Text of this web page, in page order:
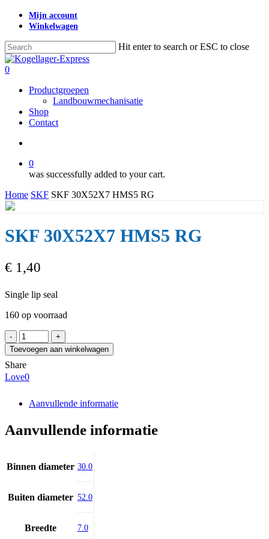
Skip
content
Mijn account
Winkelwagen
Hit enter to search or ESC to close
Close
Search
search
0
Productgroepen
Landbouwmechanisatie
Shop
Contact
0
was successfully added to your cart.
Home SKF SKF 30X52X7 HMS5 RG
SKF 30X52X7 HMS5 RG
€ 1,40
Single lip seal
160 op voorraad
SKF
30X52X7
HMS5
RG
aantal
Toevoegen aan winkelwagen
Share
Love0
Aanvullende informatie
Aanvullende informatie
Binnen diameter 30.0
Buiten diameter 52.0
Breedte 7.0